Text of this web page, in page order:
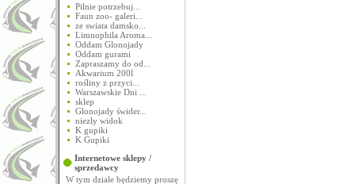
Pilnie potrzebuj...
Faun zoo- galeri...
ze swiata damsko...
Limnophila Aroma...
Oddam Glonojady
Oddam gurami
Zapraszamy do od...
Akwarium 200l
rośliny z przyci...
Warszawskie Dni ...
sklep
Glonojady świder...
niezly widok
K gupiki
K Gupiki
Internetowe sklepy /
sprzedawcy
W tym dziale będziemy proszę